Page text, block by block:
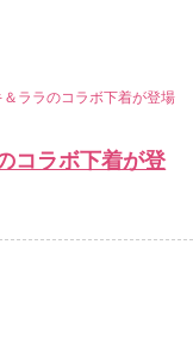
ララのコラボ下着が登場
コラボ下着が登